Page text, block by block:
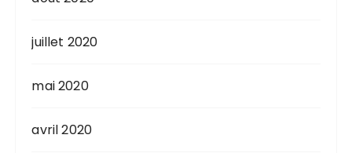
juillet 2020
mai 2020
avril 2020